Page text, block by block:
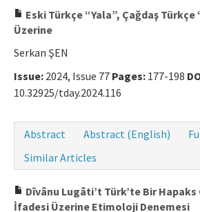
Eski Türkçe “Yala”, Çağdaş
Üzerine
Serkan ŞEN
Issue: 2024, Issue 77 Pages: 177-198
10.32925/tday.2024.116
Abstract
Abstract (English)
Similar Articles
Dîvânu Lugâti’t Türk’te Bir
İfadesi Üzerine Etimoloji Denemesi